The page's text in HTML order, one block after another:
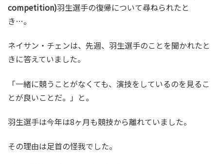
competition)羽生選手の復帰について尋ねられたと
き…。
ネイサン・チェンは、先週、羽生選手のことを聞かれたと
きに答えていました。
「一緒に競うことがなくても、演技をしているのを見るこ
とが良いことだ。」と。
羽生選手は今年は8ヶ月も競技から離れていました。
その理由は足首の怪我でした。